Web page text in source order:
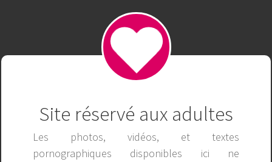
Site réservé aux adultes
Les photos, vidéos, et textes
pornographiques disponibles ici ne
Ko66 - Điểm Đến Tin Cậy Cho Các Trò Chơi Casino